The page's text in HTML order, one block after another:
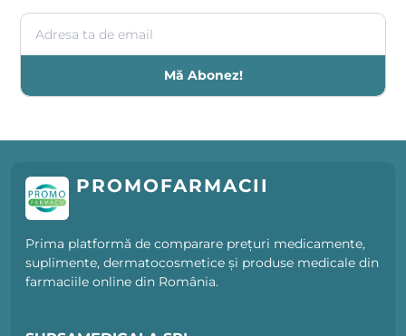
Adresa ta de email
Mă Abonez!
PROMOFARMACII
Prima platformă de comparare prețuri medicamente,
suplimente, dermatocosmetice și produse medicale din
farmaciile online din România.